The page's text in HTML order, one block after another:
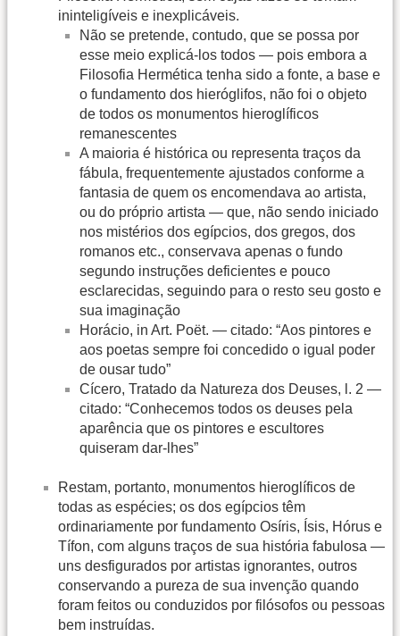
ininteligíveis e inexplicáveis.
Não se pretende, contudo, que se possa por
esse meio explicá-los todos — pois embora a
Filosofia Hermética tenha sido a fonte, a base e
o fundamento dos hieróglifos, não foi o objeto
de todos os monumentos hieroglíficos
remanescentes
A maioria é histórica ou representa traços da
fábula, frequentemente ajustados conforme a
fantasia de quem os encomendava ao artista,
ou do próprio artista — que, não sendo iniciado
nos mistérios dos egípcios, dos gregos, dos
romanos etc., conservava apenas o fundo
segundo instruções deficientes e pouco
esclarecidas, seguindo para o resto seu gosto e
sua imaginação
Horácio, in Art. Poët. — citado: “Aos pintores e
aos poetas sempre foi concedido o igual poder
de ousar tudo”
Cícero, Tratado da Natureza dos Deuses, l. 2 —
citado: “Conhecemos todos os deuses pela
aparência que os pintores e escultores
quiseram dar-lhes”
Restam, portanto, monumentos hieroglíficos de
todas as espécies; os dos egípcios têm
ordinariamente por fundamento Osíris, Ísis, Hórus e
Tífon, com alguns traços de sua história fabulosa —
uns desfigurados por artistas ignorantes, outros
conservando a pureza de sua invenção quando
foram feitos ou conduzidos por filósofos ou pessoas
bem instruídas.